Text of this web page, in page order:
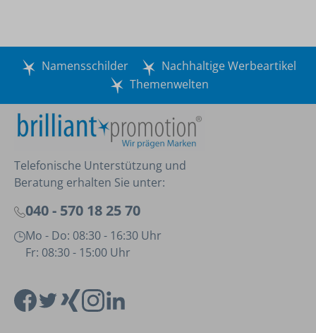
Namensschilder
Nachhaltige Werbeartikel
Themenwelten
Telefonische Unterstützung und
Beratung erhalten Sie unter:
040 - 570 18 25 70
Mo - Do: 08:30 - 16:30 Uhr
Fr: 08:30 - 15:00 Uhr